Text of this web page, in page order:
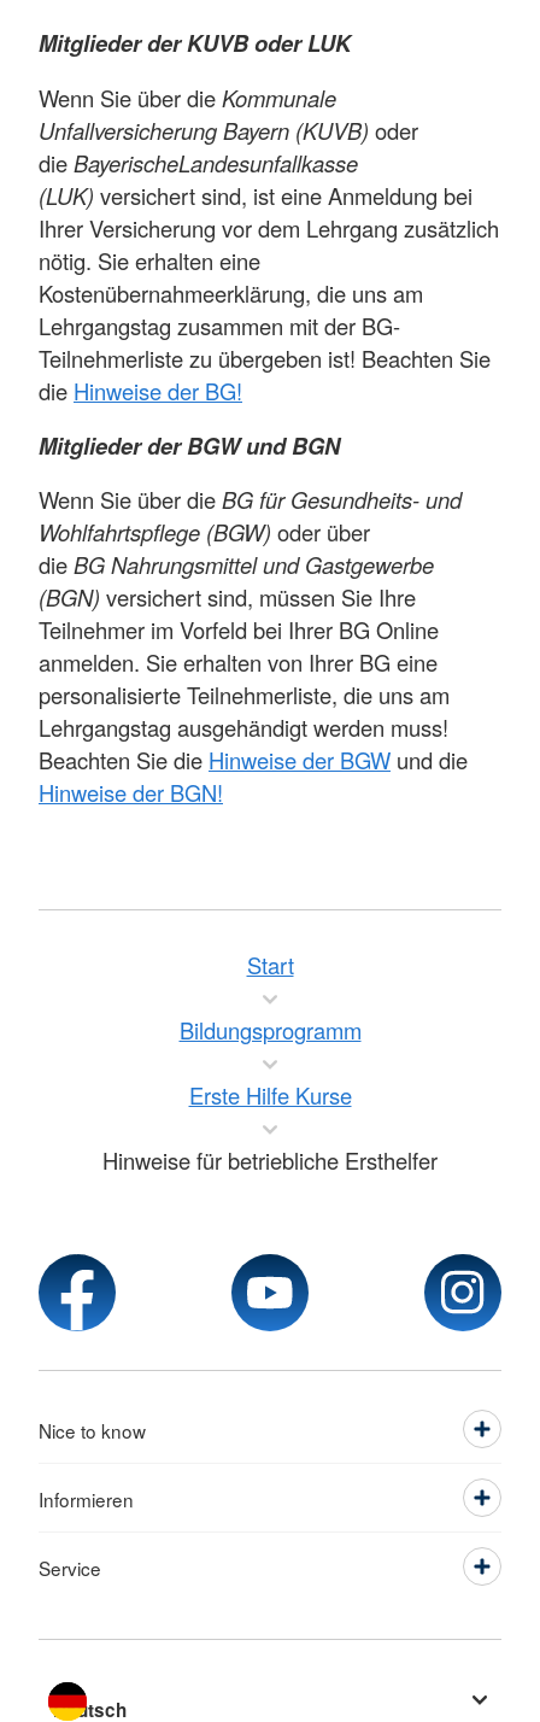
Mitglieder der KUVB oder LUK
Wenn Sie über dieKommunale
Unfallversicherung Bayern (KUVB) oder
dieBayerischeLandesunfallkasse
(LUK) versichert sind, ist eine Anmeldung bei
Ihrer Versicherung vor dem Lehrgang zusätzlich
nötig. Sie erhalten eine
Kostenübernahmeerklärung, die uns am
Lehrgangstag zusammen mit der BG-
Teilnehmerliste zu übergeben ist! Beachten Sie
die Hinweise der BG!
Mitglieder der BGW und BGN
Wenn Sie über dieBG für Gesundheits- und
Wohlfahrtspflege (BGW) oder über
dieBG Nahrungsmittel und Gastgewerbe
(BGN) versichert sind, müssen Sie Ihre
Teilnehmer im Vorfeld bei Ihrer BG Online
anmelden. Sie erhalten von Ihrer BG eine
personalisierte Teilnehmerliste, die uns am
Lehrgangstag ausgehändigt werden muss!
Beachten Sie die Hinweise der BGW und die
Hinweise der BGN!
Start
Bildungsprogramm
Erste Hilfe Kurse
Hinweise für betriebliche Ersthelfer
Nice to know
Informieren
Service
Sprache wechseln zu